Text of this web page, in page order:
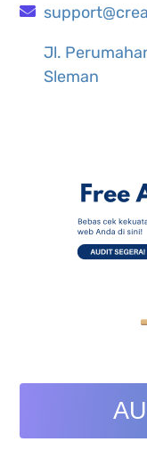
Jl.
Sleman